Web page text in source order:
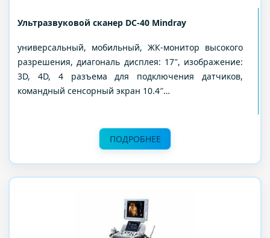
Ультразвуковой сканер DC-40 Mindray
универсальный, мобильный, ЖК-монитор высокого
разрешения, диагональ дисплея: 17″, изображение:
3D, 4D, 4 разъема для подключения датчиков,
командный сенсорный экран 10.4″…
ПОДРОБНЕЕ